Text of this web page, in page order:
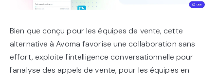
Bien que conçu pour les équipes de vente, cette
alternative à Avoma favorise une collaboration sans
effort, exploite l'intelligence conversationnelle pour
l'analyse des appels de vente, pour les équipes en